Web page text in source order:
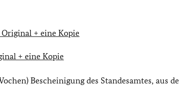
+ eine Kopie
+ eine Kopie
Bescheinigung des Standesamtes, aus